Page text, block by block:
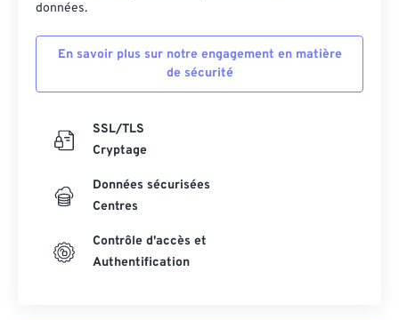
données.
En savoir plus sur notre engagement en matière
de sécurité
SSL/TLS
Cryptage
Données sécurisées
Centres
Contrôle d'accès et
Authentification